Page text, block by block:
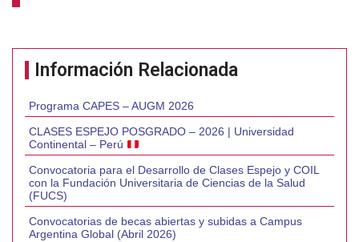
Información Relacionada
Programa CAPES – AUGM 2026
CLASES ESPEJO POSGRADO – 2026 | Universidad
Continental – Perú
Convocatoria para el Desarrollo de Clases Espejo y COIL
con la Fundación Universitaria de Ciencias de la Salud
(FUCS)
Convocatorias de becas abiertas y subidas a Campus
Argentina Global (Abril 2026)